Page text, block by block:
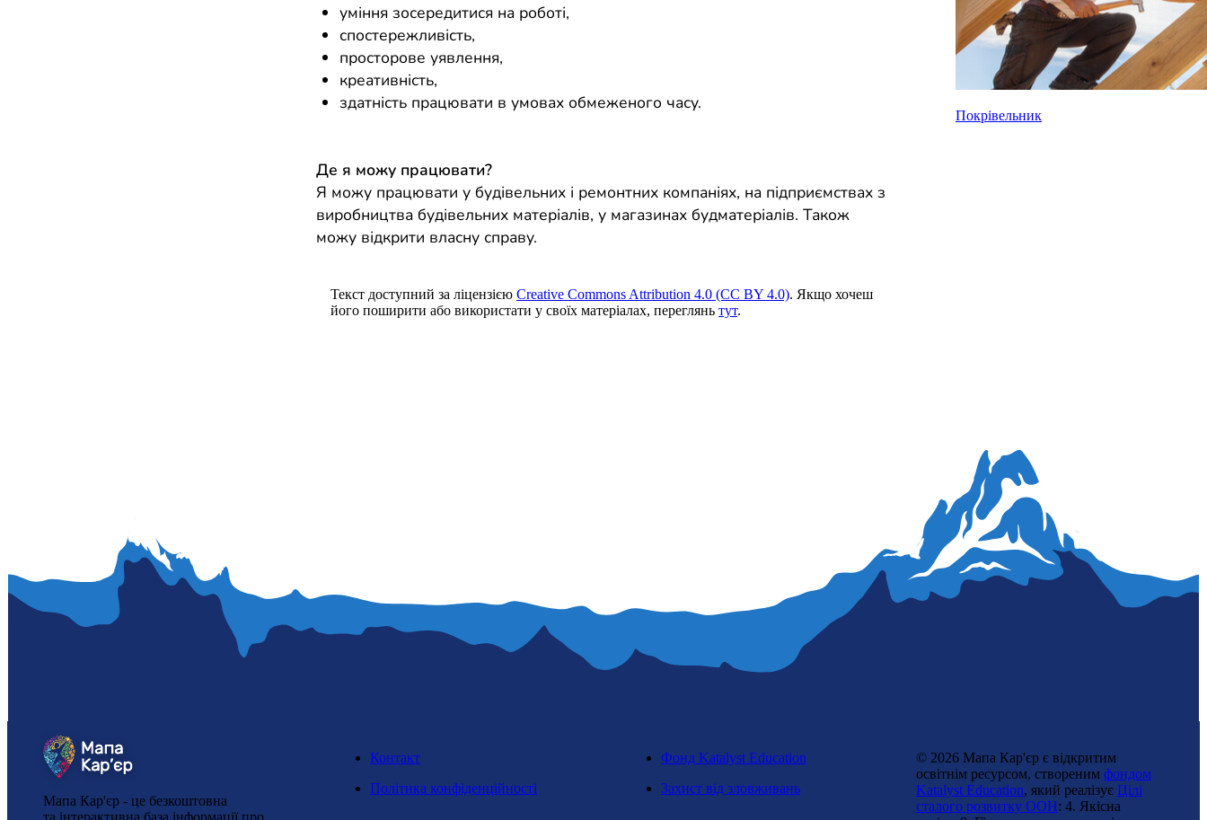
уміння зосередитися на роботі,
спостережливість,
просторове уявлення,
креативність,
здатність працювати в умовах обмеженого часу.
Де я можу працювати?
Я можу працювати у будівельних і ремонтних компаніях, на підприємствах з
виробництва будівельних матеріалів, у магазинах будматеріалів. Також
можу відкрити власну справу.
Текст доступний за ліцензією Creative Commons Attribution 4.0 (CC BY 4.0). Якщо хочеш
його поширити або використати у своїх матеріалах, переглянь тут.
Покрівельник
Мапа Кар'єр - це безкоштовна
та інтерактивна база інформації про
Контакт
Політика конфіденційності
Фонд Katalyst Education
Захист від зловживань
© 2026 Мапа Кар'єр є відкритим
освітнім ресурсом, створеним фондом
Katalyst Education, який реалізує Цілі
сталого розвитку ООН: 4. Якісна